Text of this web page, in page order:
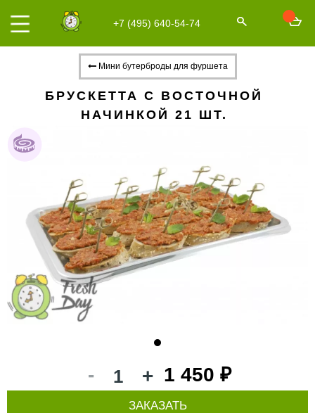
+7 (495) 640-54-74
Мини бутерброды для фуршета
БРУСКЕТТА С ВОСТОЧНОЙ
НАЧИНКОЙ 21 ШТ.
- + 1 450 ₽
ЗАКАЗАТЬ